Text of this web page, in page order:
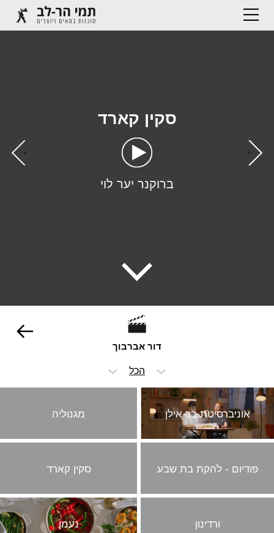
סקין קארד
ברוקנר יער לוי
‹
›
דור אברבוך
הכל
ויז'ואל
אנימציה ופוסט
אופנה וביוטי
ילדים
מזון ומשקאות
אוניברסיטת בר אילן מגנוליה
פודיום - להקת בת שבע סקין קארד
ורדינון נעמן